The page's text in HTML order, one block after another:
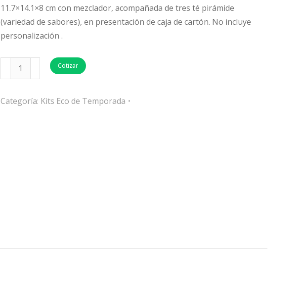
11.7×14.1×8 cm con mezclador, acompañada de tres té pirámide
(variedad de sabores), en presentación de caja de cartón. No incluye
personalización .
Cotizar
Categoría: Kits Eco de Temporada